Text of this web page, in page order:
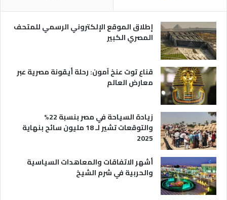
ر
ة
و
إطلاق الموقع الإلكتروني الرسمي للمتحف
المصري الكبير
قناع توت عنخ آمون: رحلة أيقونة مصرية عبر
معارض العالم
زيادة السياحة في مصر بنسبة 22%
والتوقعات تشير لـ 18 مليون سائح بنهاية
2025
أشهر الاتفاقات والمعاهدات السياسية
والحربية في شرم الشيخ